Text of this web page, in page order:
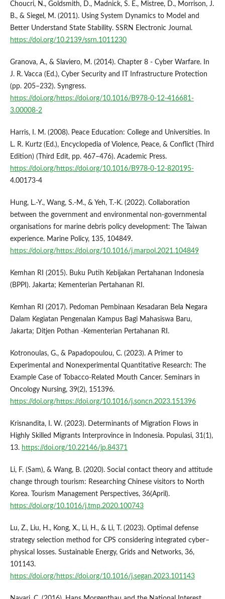
Choucri, N., Goldsmith, D., Madnick, S. E., Mistree, D., Morrison, J.
B., & Siegel, M. (2011). Using System Dynamics to Model and
Better Understand State Stability. SSRN Electronic Journal.
https://doi.org/10.2139/ssrn.1011230
Granova, A., & Slaviero, M. (2014). Chapter 8 - Cyber Warfare. In
J. R. Vacca (Ed.), Cyber Security and IT Infrastructure Protection
(pp. 205–232). Syngress.
https://doi.org/https://doi.org/10.1016/B978-0-12-416681-
3.00008-2
Harris, I. M. (2008). Peace Education: College and Universities. In
L. R. Kurtz (Ed.), Encyclopedia of Violence, Peace, & Conflict (Third
Edition) (Third Edit, pp. 467–476). Academic Press.
https://doi.org/https://doi.org/10.1016/B978-0-12-820195-
4.00173-4
Hung, L.-Y., Wang, S.-M., & Yeh, T.-K. (2022). Collaboration
between the government and environmental non-governmental
organisations for marine debris policy development: The Taiwan
experience. Marine Policy, 135, 104849.
https://doi.org/https://doi.org/10.1016/j.marpol.2021.104849
Kemhan RI (2015). Buku Putih Kebijakan Pertahanan Indonesia
(BPPI). Jakarta; Kementerian Pertahanan RI.
Kemhan RI (2017). Pedoman Pembinaan Kesadaran Bela Negara
Dalam Kegiatan Pengenalan Kampus Bagi Mahasiswa Baru,
Jakarta; Ditjen Pothan -Kementerian Pertahanan RI.
Kotronoulas, G., & Papadopoulou, C. (2023). A Primer to
Experimental and Nonexperimental Quantitative Research: The
Example Case of Tobacco-Related Mouth Cancer. Seminars in
Oncology Nursing, 39(2), 151396.
https://doi.org/https://doi.org/10.1016/j.soncn.2023.151396
Krisnandita, I. W. (2023). Determinants of Migration Flows in
Highly Skilled Migrants Interprovince in Indonesia. Populasi, 31(1),
13. https://doi.org/10.22146/jp.84371
Li, F. (Sam), & Wang, B. (2020). Social contact theory and attitude
change through tourism: Researching Chinese visitors to North
Korea. Tourism Management Perspectives, 36(April).
https://doi.org/10.1016/j.tmp.2020.100743
Lu, Z., Liu, H., Kong, X., Li, H., & Li, T. (2023). Optimal defense
strategy selection method for CPS considering integrated cyber–
physical losses. Sustainable Energy, Grids and Networks, 36,
101143.
https://doi.org/https://doi.org/10.1016/j.segan.2023.101143